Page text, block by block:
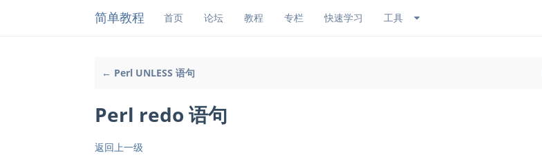
简单教程 首页 论坛 教程 专栏 快速学习 工具
← Perl UNLESS 语句
Perl redo 语句
返回上一级